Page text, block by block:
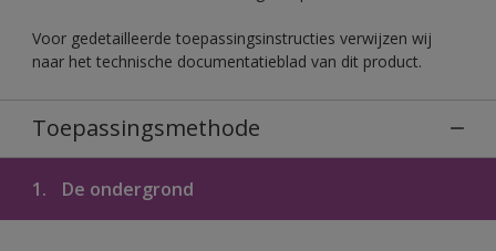
Voor gedetailleerde toepassingsinstructies verwijzen wij
naar het technische documentatieblad van dit product.
Toepassingsmethode
1. De ondergrond